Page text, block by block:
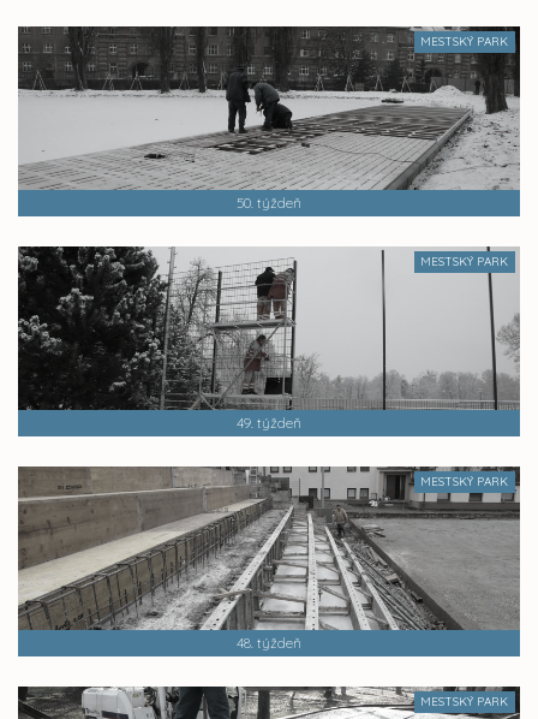
MESTSKÝ PARK
50. týždeň
MESTSKÝ PARK
49. týždeň
MESTSKÝ PARK
48. týždeň
MESTSKÝ PARK